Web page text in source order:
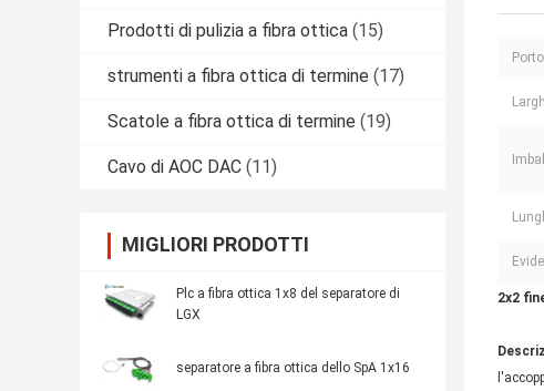
Prodotti di pulizia a fibra ottica (15)
strumenti a fibra ottica di termine (17)
Scatole a fibra ottica di termine (19)
Cavo di AOC DAC (11)
MIGLIORI PRODOTTI
Plc a fibra ottica 1x8 del separatore di
LGX
separatore a fibra ottica dello SpA 1x16
2x2